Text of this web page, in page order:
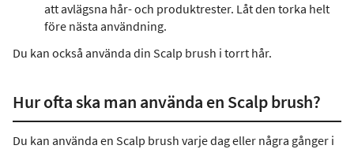
att avlägsna hår- och produktrester. Låt den torka helt
före nästa användning.
Du kan också använda din Scalp brush i torrt hår.
Hur ofta ska man använda en Scalp brush?
Du kan använda en Scalp brush varje dag eller några gånger i